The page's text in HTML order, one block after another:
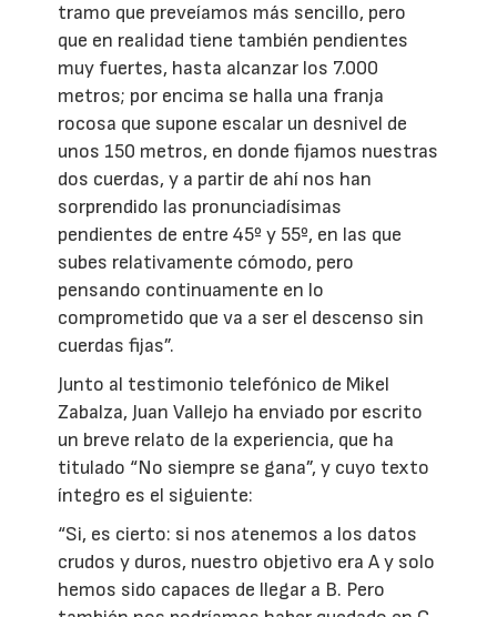
tramo que preveíamos más sencillo, pero
que en realidad tiene también pendientes
muy fuertes, hasta alcanzar los 7.000
metros; por encima se halla una franja
rocosa que supone escalar un desnivel de
unos 150 metros, en donde fijamos nuestras
dos cuerdas, y a partir de ahí nos han
sorprendido las pronunciadísimas
pendientes de entre 45º y 55º, en las que
subes relativamente cómodo, pero
pensando continuamente en lo
comprometido que va a ser el descenso sin
cuerdas fijas”.
Junto al testimonio telefónico de Mikel
Zabalza, Juan Vallejo ha enviado por escrito
un breve relato de la experiencia, que ha
titulado “No siempre se gana”, y cuyo texto
íntegro es el siguiente:
“Si, es cierto: si nos atenemos a los datos
crudos y duros, nuestro objetivo era A y solo
hemos sido capaces de llegar a B. Pero